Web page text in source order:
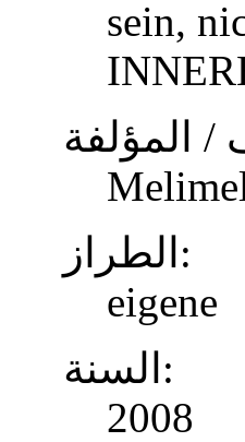
sein,
الطراز:
eigene
السنة:
2008